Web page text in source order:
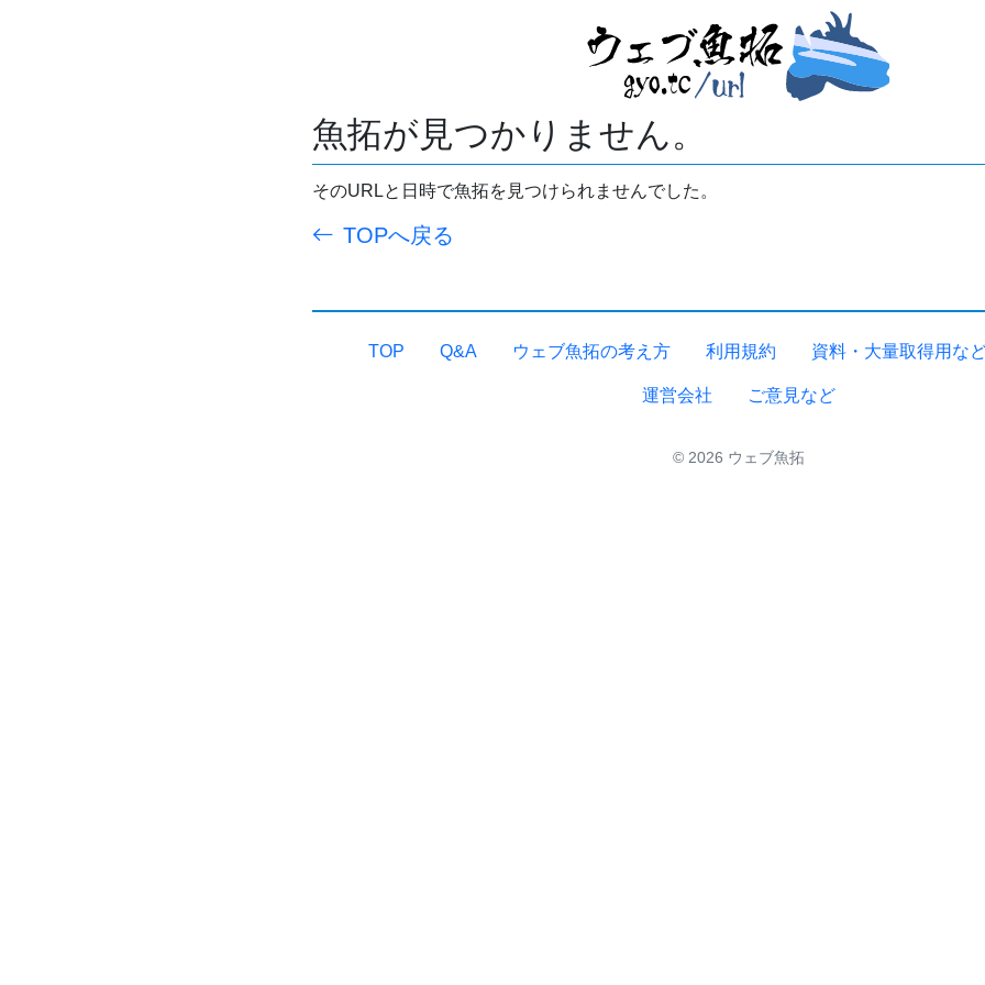
魚拓が見つかりません。
そのURLと日時で魚拓を見つけられませんでした。
TOPへ戻る
TOP Q&A ウェブ魚拓の考え方 利用規約 資料・大量取得用な
運営会社 ご意見など
© 2026 ウェブ魚拓